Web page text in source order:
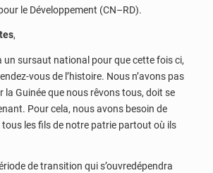
le Développement (CN–RD).
,
un sursaut national pour que cette fois ci,
vous de l’histoire. Nous n’avons pas
la Guinée que nous rêvons tous, doit se
Pour cela, nous avons besoin de
les fils de notre patrie partout où ils
de transition qui s’ouvredépendra